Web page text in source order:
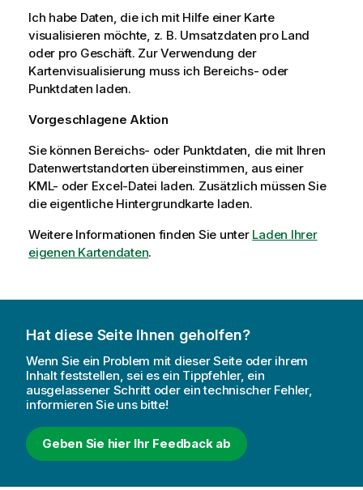
Ich habe Daten, die ich mit Hilfe einer Karte
visualisieren möchte, z. B. Umsatzdaten pro Land
oder pro Geschäft. Zur Verwendung der
Kartenvisualisierung muss ich Bereichs- oder
Punktdaten laden.
Vorgeschlagene Aktion
Sie können Bereichs- oder Punktdaten, die mit Ihren
Datenwertstandorten übereinstimmen, aus einer
KML- oder Excel-Datei laden. Zusätzlich müssen Sie
die eigentliche Hintergrundkarte laden.
Weitere Informationen finden Sie unter Laden Ihrer
eigenen Kartendaten.
Hat diese Seite Ihnen geholfen?
Wenn Sie ein Problem mit dieser Seite oder ihrem
Inhalt feststellen, sei es ein Tippfehler, ein
ausgelassener Schritt oder ein technischer Fehler,
informieren Sie uns bitte!
Geben Sie hier Ihr Feedback ab